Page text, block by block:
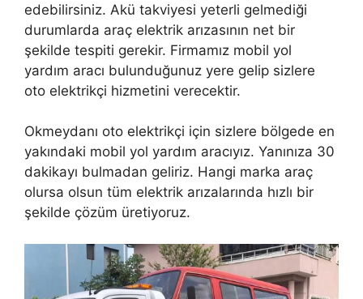
edebilirsiniz. Akü takviyesi yeterli gelmediği
durumlarda araç elektrik arızasının net bir
şekilde tespiti gerekir. Firmamız mobil yol
yardım aracı bulunduğunuz yere gelip sizlere
oto elektrikçi hizmetini verecektir.
Okmeydanı oto elektrikçi için sizlere bölgede en
yakındaki mobil yol yardım aracıyız. Yanınıza 30
dakikayı bulmadan geliriz. Hangi marka araç
olursa olsun tüm elektrik arızalarında hızlı bir
şekilde çözüm üretiyoruz.